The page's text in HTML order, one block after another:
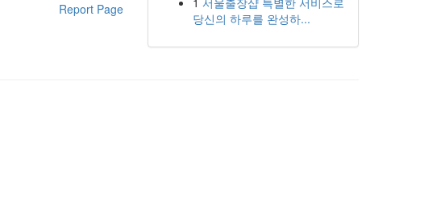
Report Page
당신의 하루를 완성하...